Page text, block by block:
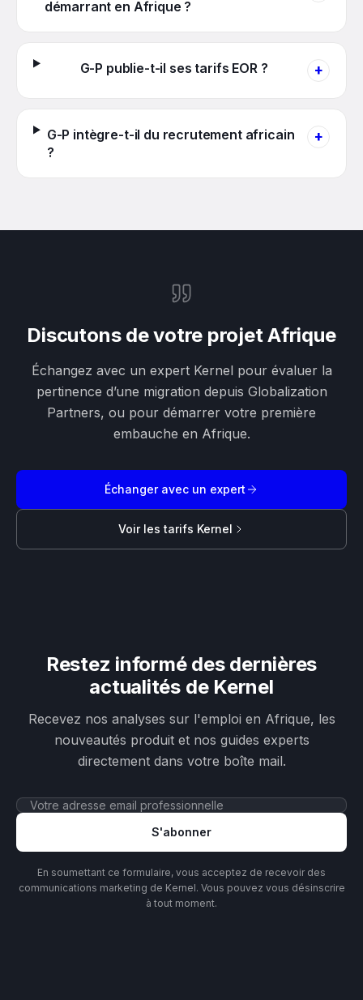
démarrant en Afrique ?
G-P publie-t-il ses tarifs EOR ? +
G-P intègre-t-il du recrutement africain
?
+
Discutons de votre projet Afrique
Échangez avec un expert Kernel pour évaluer la
pertinence d’une migration depuis Globalization
Partners, ou pour démarrer votre première
embauche en Afrique.
Échanger avec un expert
Voir les tarifs Kernel
Restez informé des dernières
actualités de Kernel
Recevez nos analyses sur l'emploi en Afrique, les
nouveautés produit et nos guides experts
directement dans votre boîte mail.
S'abonner
En soumettant ce formulaire, vous acceptez de recevoir des
communications marketing de Kernel. Vous pouvez vous désinscrire
à tout moment.